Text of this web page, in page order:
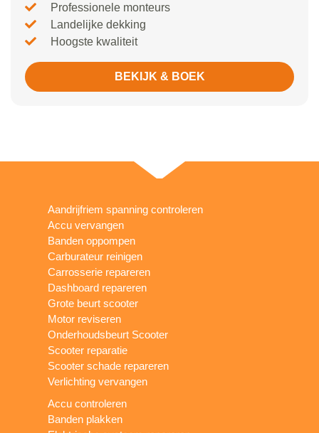
Professionele monteurs
Landelijke dekking
Hoogste kwaliteit
BEKIJK & BOEK
Aandrijfriem spanning controleren
Accu vervangen
Banden oppompen
Carburateur reinigen
Carrosserie repareren
Dashboard repareren
Grote beurt scooter
Motor reviseren
Onderhoudsbeurt Scooter
Scooter reparatie
Scooter schade repareren
Verlichting vervangen
Accu controleren
Banden plakken